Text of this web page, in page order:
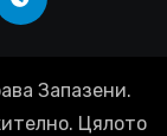
Запазени.
Цялото